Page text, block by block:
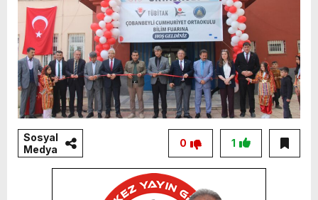
Sosyal
Medya
1
0